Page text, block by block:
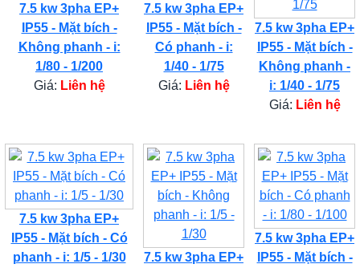
7.5 kw 3pha EP+
IP55 - Mặt bích -
Không phanh - i:
1/80 - 1/200
Giá: Liên hệ
7.5 kw 3pha EP+
IP55 - Mặt bích -
Có phanh - i:
1/40 - 1/75
Giá: Liên hệ
7.5 kw 3pha EP+
IP55 - Mặt bích -
Không phanh -
i: 1/40 - 1/75
Giá: Liên hệ
7.5 kw 3pha EP+
IP55 - Mặt bích - Có
phanh - i: 1/5 - 1/30
7.5 kw 3pha EP+
7.5 kw 3pha EP+
IP55 - Mặt bích -